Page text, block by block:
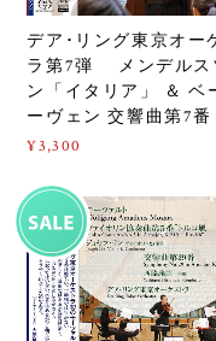
デア･リング東京オー
ラ第7弾 メンデルス
ン「イタリア」 ＆ ベ
ーヴェン 交響曲第7番
¥3,300